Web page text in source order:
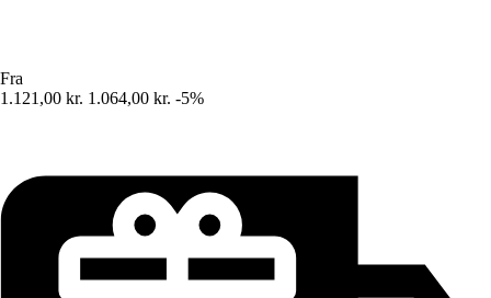
Fra
1.121,00 kr. 1.064,00 kr. -5%